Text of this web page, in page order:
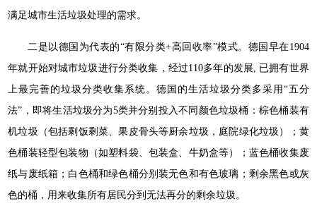
满足城市生活垃圾处理的需求。
二是以德国为代表的“有限分类+高回收率”模式。德国早在1904
年就开始对城市垃圾进行分类收集，经过110多年的发展, 已拥有世界
上最完善的垃圾分类收集系统。德国的生活垃圾分类多采用“五分
法”，即将生活垃圾分为5类并分别投入不同颜色垃圾桶：棕色桶装有
机垃圾（包括剩饭剩菜、果皮骨头等厨余垃圾，庭院绿化垃圾）；黄
色桶装轻型包装物（如塑料袋、包装盒、牛奶盒等）；蓝色桶收集废
纸与废纸箱；白色桶和绿色桶分别装无色和有色玻璃；剩余黑色或灰
色的桶，用来收集所有居民分到无法再分的剩余垃圾。